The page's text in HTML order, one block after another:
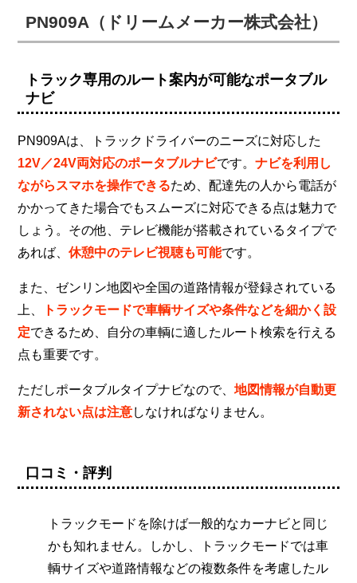
PN909A（ドリームメーカー株式会社）
トラック専用のルート案内が可能なポータブル
ナビ
PN909Aは、トラックドライバーのニーズに対応した
12V／24V両対応のポータブルナビです。ナビを利用し
ながらスマホを操作できるため、配達先の人から電話が
かかってきた場合でもスムーズに対応できる点は魅力で
しょう。その他、テレビ機能が搭載されているタイプで
あれば、休憩中のテレビ視聴も可能です。
また、ゼンリン地図や全国の道路情報が登録されている
上、
トラックモードで車輌サイズや条件などを細かく設
定できるため、自分の車輌に適したルート検索を行える
点も重要です。
ただしポータブルタイプナビなので、地図情報が自動更
新されない点は注意しなければなりません。
口コミ・評判
トラックモードを除けば一般的なカーナビと同じ
かも知れません。しかし、トラックモードでは車
輌サイズや道路情報などの複数条件を考慮したル